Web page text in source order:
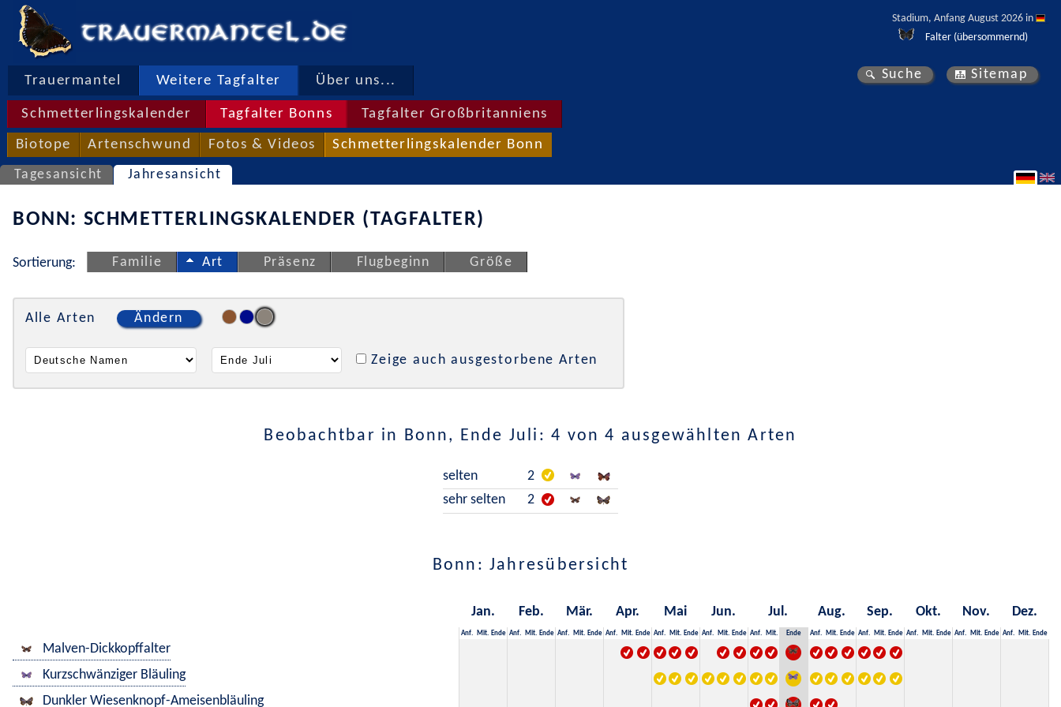
Stadium, Anfang August 2026 in
Falter (übersommernd)
Trauermantel Weitere Tagfalter Über uns...
Schmetterlingskalender Tagfalter Bonns Tagfalter Großbritanniens
Biotope Artenschwund Fotos & Videos Schmetterlingskalender Bonn
Suche Sitemap
Tagesansicht Jahresansicht
BONN: SCHMETTERLINGSKALENDER (TAGFALTER)
Sortierung: Familie Art Präsenz Flugbeginn Größe
Alle Arten Ändern
Zeige auch ausgestorbene Arten
Beobachtbar in Bonn, Ende Juli: 4 von 4 ausgewählten Arten
selten
2
sehr selten
2
Bonn: Jahresübersicht
Jan. Feb. Mär. Apr. Mai Jun. Jul. Aug. Sep. Okt. Nov. Dez.
Anf. Mit. Ende Anf. Mit. Ende Anf. Mit. Ende Anf. Mit. Ende Anf. Mit. Ende Anf. Mit. Ende Anf. Mit. Ende Anf. Mit. Ende Anf. Mit. Ende Anf. Mit. Ende Anf. Mit. Ende Anf. Mit. Ende
Malven-Dickkopffalter
Kurzschwänziger Bläuling
Dunkler Wiesenknopf-Ameisenbläuling